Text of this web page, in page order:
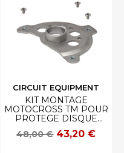
CIRCUIT EQUIPMENT
KIT MONTAGE
MOTOCROSS TM POUR
PROTEGE DISQUE
CIRCUIT
48,00 € 43,20 €